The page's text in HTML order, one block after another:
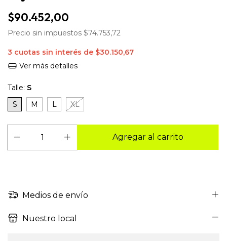
$90.452,00
Precio sin impuestos $74.753,72
3 cuotas sin interés de $30.150,67
Ver más detalles
Talle: S
S
M L XL
Medios de envío
Nuestro local